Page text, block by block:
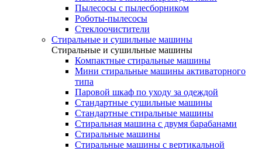
Пылесосы с пылесборником
Роботы-пылесосы
Стеклоочистители
Стиральные и сушильные машины
Стиральные и сушильные машины
Компактные стиральные машины
Мини стиральные машины активаторного
типа
Паровой шкаф по уходу за одеждой
Стандартные сушильные машины
Стандартные стиральные машины
Стиральная машина с двумя барабанами
Стиральные машины
Стиральные машины с вертикальной